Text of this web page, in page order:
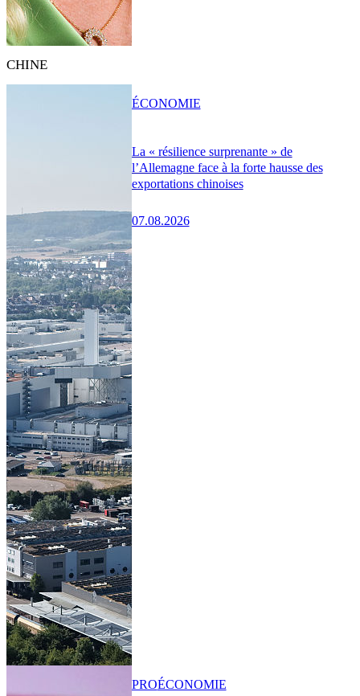
CHINE
La « résilience surprenante » de
l’Allemagne face à la forte hausse des
exportations chinoises
07.08.2026
ÉCONOMIE
PROÉCONOMIE